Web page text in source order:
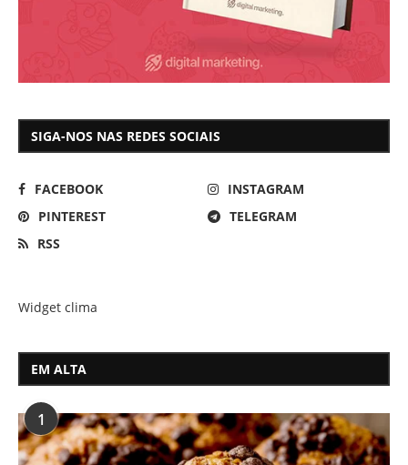
SIGA-NOS NAS REDES SOCIAIS
FACEBOOK
INSTAGRAM
PINTEREST
TELEGRAM
RSS
Widget clima
EM ALTA
1